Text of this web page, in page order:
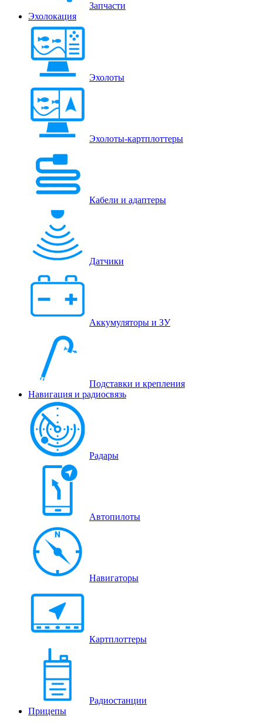
Запчасти
Эхолокация
Эхолоты
Эхолоты-картплоттеры
Кабели и адаптеры
Датчики
Аккумуляторы и ЗУ
Подставки и крепления
Навигация и радиосвязь
Радары
Автопилоты
Навигаторы
Картплоттеры
Радиостанции
Прицепы